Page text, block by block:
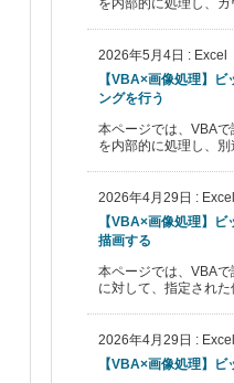
を内部的に処理し、ガ
2026年5月4日 : Excel
【VBA×画像処理】
ングを行う
本ページでは、VBA
を内部的に処理し、別
2026年4月29日 : Excel
【VBA×画像処理】
描画する
本ページでは、VBA
に対して、指定された
2026年4月29日 : Excel
【VBA×画像処理】